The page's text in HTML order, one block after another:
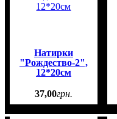
Натирки
"Рождество-2",
12*20см
37,00грн.